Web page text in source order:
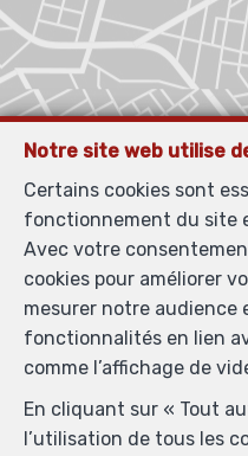
Notre site web utilise
Certains cookies sont
fonctionnement du site
Avec votre
cookies pour améliorer
mesurer notre audience
fonctionnalités en lien
comme l’affichage de
En cliquant sur « Tout
l’utilisation de tous les